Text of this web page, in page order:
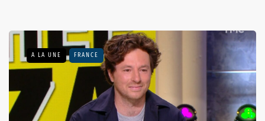
A LA UNE FRANCE